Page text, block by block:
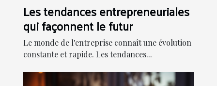
Les tendances entrepreneuriales
qui façonnent le futur
Le monde de l'entreprise connaît une évolution
constante et rapide. Les tendances...